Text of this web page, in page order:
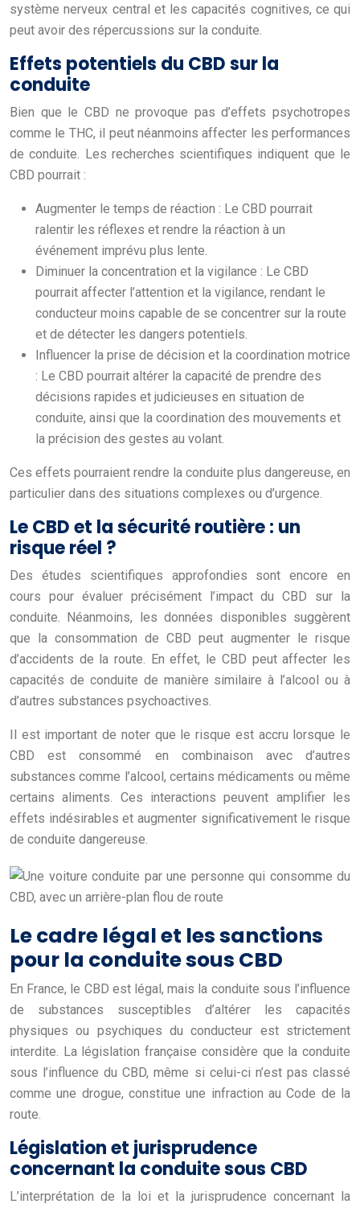
système nerveux central et les capacités cognitives, ce qui
peut avoir des répercussions sur la conduite.
Effets potentiels du CBD sur la
conduite
Bien que le CBD ne provoque pas d’effets psychotropes
comme le THC, il peut néanmoins affecter les performances
de conduite. Les recherches scientifiques indiquent que le
CBD pourrait :
Augmenter le temps de réaction : Le CBD pourrait
ralentir les réflexes et rendre la réaction à un
événement imprévu plus lente.
Diminuer la concentration et la vigilance : Le CBD
pourrait affecter l’attention et la vigilance, rendant le
conducteur moins capable de se concentrer sur la route
et de détecter les dangers potentiels.
Influencer la prise de décision et la coordination motrice
: Le CBD pourrait altérer la capacité de prendre des
décisions rapides et judicieuses en situation de
conduite, ainsi que la coordination des mouvements et
la précision des gestes au volant.
Ces effets pourraient rendre la conduite plus dangereuse, en
particulier dans des situations complexes ou d’urgence.
Le CBD et la sécurité routière : un
risque réel ?
Des études scientifiques approfondies sont encore en
cours pour évaluer précisément l’impact du CBD sur la
conduite. Néanmoins, les données disponibles suggèrent
que la consommation de CBD peut augmenter le risque
d’accidents de la route. En effet, le CBD peut affecter les
capacités de conduite de manière similaire à l’alcool ou à
d’autres substances psychoactives.
Il est important de noter que le risque est accru lorsque le
CBD est consommé en combinaison avec d’autres
substances comme l’alcool, certains médicaments ou même
certains aliments. Ces interactions peuvent amplifier les
effets indésirables et augmenter significativement le risque
de conduite dangereuse.
Le cadre légal et les sanctions
pour la conduite sous CBD
En France, le CBD est légal, mais la conduite sous l’influence
de substances susceptibles d’altérer les capacités
physiques ou psychiques du conducteur est strictement
interdite. La législation française considère que la conduite
sous l’influence du CBD, même si celui-ci n’est pas classé
comme une drogue, constitue une infraction au Code de la
route.
Législation et jurisprudence
concernant la conduite sous CBD
L’interprétation de la loi et la jurisprudence concernant la